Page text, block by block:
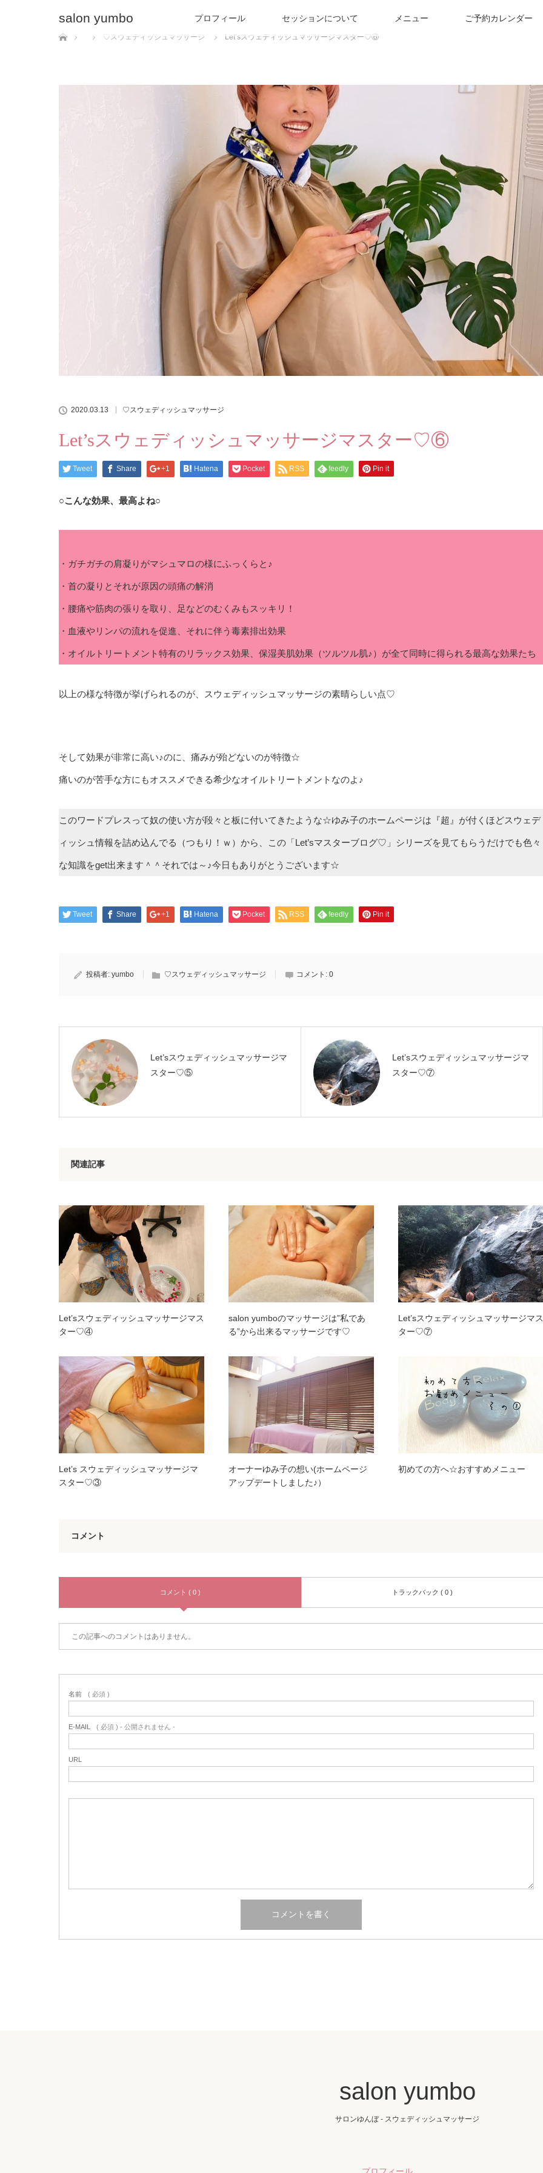
salon yumbo プロフィール セッションについて メニュー ご予約カレンダー
ホーム
♡スウェディッシュマッサージ
Let’sスウェディッシュマッサージマスター♡⑥
2020.03.13 ♡スウェディッシュマッサージ
Let’sスウェディッシュマッサージマスター♡⑥
Tweet Share +1 Hatena Pocket RSS feedly Pin it
○こんな効果、最高よね○
・ガチガチの肩凝りがマシュマロの様にふっくらと♪
・首の凝りとそれが原因の頭痛の解消
・腰痛や筋肉の張りを取り、足などのむくみもスッキリ！
・血液やリンパの流れを促進、それに伴う毒素排出効果
・オイルトリートメント特有のリラックス効果、保湿美肌効果（ツルツル肌♪）が全て同時に得られる最高な効果たち
以上の様な特徴が挙げられるのが、スウェディッシュマッサージの素晴らしい点♡
そして効果が非常に高い♪のに、痛みが殆どないのが特徴☆
痛いのが苦手な方にもオススメできる希少なオイルトリートメントなのよ♪
このワードプレスって奴の使い方が段々と板に付いてきたような☆ゆみ子のホームページは『超』が付くほどスウェデ
ィッシュ情報を詰め込んでる（つもり！ｗ）から、この「Let’sマスターブログ♡」シリーズを見てもらうだけでも色々
な知識をget出来ます＾＾それでは～♪今日もありがとうございます☆
Tweet Share +1 Hatena Pocket RSS feedly Pin it
投稿者: yumbo ♡スウェディッシュマッサージ コメント: 0
Let’sスウェディッシュマッサージマ
スター♡⑤
Let’sスウェディッシュマッサージマ
スター♡⑦
関連記事
Let’sスウェディッシュマッサージマス
ター♡④
salon yumboのマッサージは”私であ
る”から出来るマッサージです♡
Let’sスウェディッシュマッサージマス
ター♡⑦
Let’s スウェディッシュマッサージマ
スター♡③
オーナーゆみ子の想い(ホームページ
アップデートしました♪）
初めての方へ☆おすすめメニュー
コメント
コメント ( 0 ) トラックバック ( 0 )
この記事へのコメントはありません。
名前 ( 必須 )
E-MAIL ( 必須 ) - 公開されません -
URL
salon yumbo
サロンゆんぼ - スウェディッシュマッサージ
プロフィール